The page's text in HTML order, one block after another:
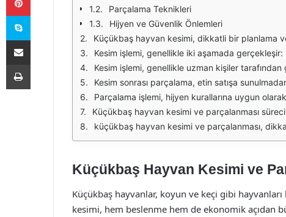
Parçalama Teknikleri
Hijyen ve Güvenlik Önlemleri
Küçükbaş hayvan kesimi, dikkatli bir planlama ve uygulama gerektiren bir süreçtir. Bu süreç, hayvanın sağlığından, kesim yöntemlerine, hijyen koşullarına ve etin parçalanmasına kadar birçok aşamayı içerir. Küçükbaş
Kesim işlemi, genellikle iki aşamada gerçekleşir: kesim öncesi hazırlıklar ve kesim işlemi. Kesim öncesi hazırlıklar, hayvanların uygun bir ortamda, yeterli beslenme ve su alımına sahip olmalarını gerektirir. Ayrıca, kesim
Kesim işlemi, genellikle uzman kişiler tarafından gerçekleştirilir. Kesim esnasında, hayvanın derisi, kasları ve iç organları dikkatlice ayrılmalıdır. Bu aşamada kullanılan teknikler, etin kalitesini ve hijyenini
Kesim sonrası parçalama, etin satışa sunulmadan önceki en önemli aşamalardan biridir. Parçalama işlemi, etin farklı kısımlarının ayrılması ve uygun şekilde paketlenmesi anlamına gelir. Bu aşamada, etin hangi
Parçalama işlemi, hijyen kurallarına uygun olarak yapılmalıdır. İşlemin gerçekleştirilmesi için özel ekipmanlar ve kesim tahtaları kullanılır. Ayrıca, çalışanların hijyen
Küçükbaş hayvan kesimi ve parçalanması sürecinde, tüketici sağlığı, hayvan refahı ve hijyen koşulları açısından dikkat edilmesi gereken birçok husus bulunur. Bu sürecin her aşaması, etin kalitesini etkileyen
küçükbaş hayvan kesimi ve parçalanması, dikkat ve özen gerektiren bir süreçtir. Bu süreçte, hayvan refahı, hijyen ve et kalitesi ön planda tutulmalıdır. Eğitimli personelin
Küçükbaş Hayvan Kesimi ve
Küçükbaş hayvanlar, koyun ve keçi gibi
kesimi, hem beslenme hem de ekonomik açıdan
Skype
E-Posta ile paylaş